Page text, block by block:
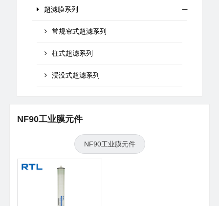
超滤膜系列
常规帘式超滤系列
柱式超滤系列
浸没式超滤系列
NF90工业膜元件
NF90工业膜元件